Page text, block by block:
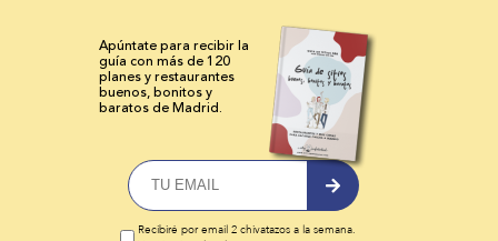
Apúntate para recibir la
guía con más de 120
planes y restaurantes
buenos, bonitos y
baratos de Madrid.
Recibiré por email 2 chivatazos a la semana.